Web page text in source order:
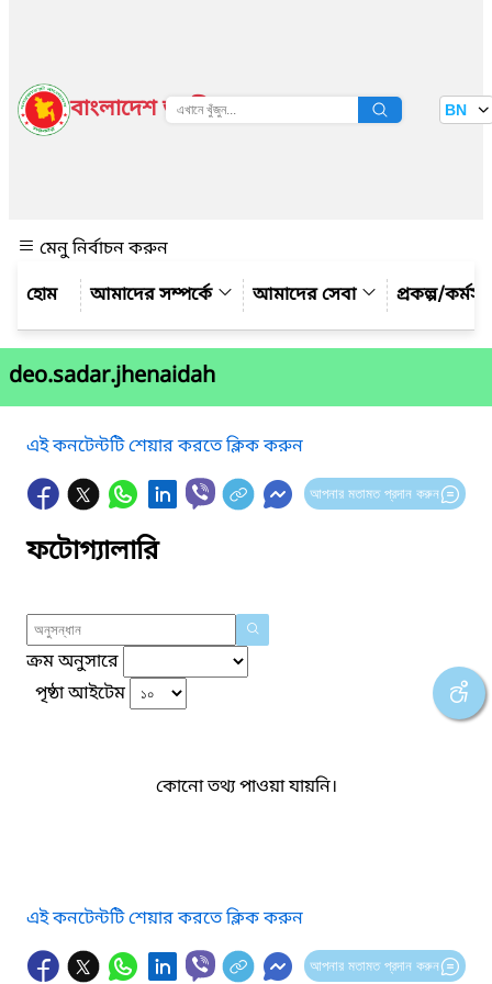
বাংলাদেশ জাতীয় তথ্য বাতায়ন BN
মেনু নির্বাচন করুন
আমাদের সম্পর্কে
আমাদের সেবা প্রকল্প/
deo.sadar.jhenaidah
এই কনটেন্টটি শেয়ার করতে ক্লিক করুন
আপনার মতামত প্রদান করুন
ফটোগ্যালারি
ক্রম অনুসারে
পৃষ্ঠা আইটেম
কোনো তথ্য পাওয়া যায়নি।
এই কনটেন্টটি শেয়ার করতে ক্লিক করুন
আপনার মতামত প্রদান করুন